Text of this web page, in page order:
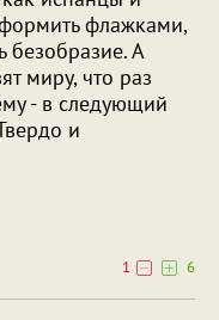
флажками,
безобразие. А
миру, что раз
- в следующий
и
1
6